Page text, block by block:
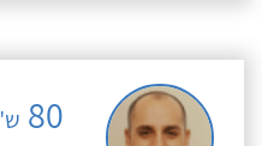
80